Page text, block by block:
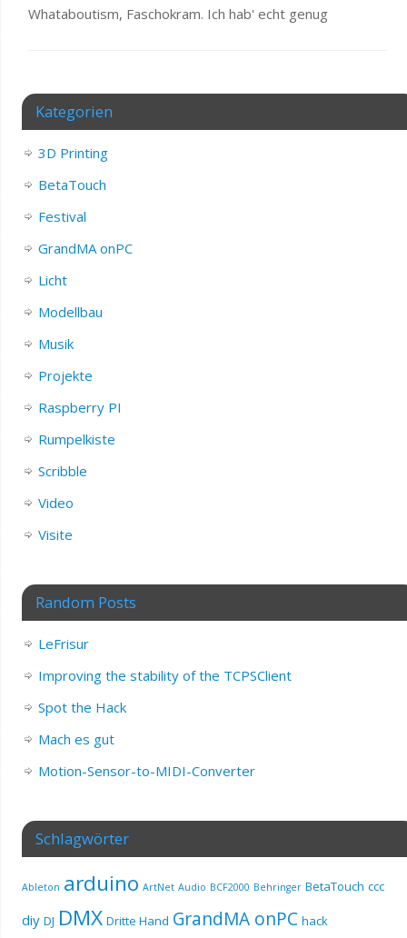
Whataboutism, Faschokram. Ich hab' echt genug
Kategorien
3D Printing
BetaTouch
Festival
GrandMA onPC
Licht
Modellbau
Musik
Projekte
Raspberry PI
Rumpelkiste
Scribble
Video
Visite
Random Posts
LeFrisur
Improving the stability of the TCPSClient
Spot the Hack
Mach es gut
Motion-Sensor-to-MIDI-Converter
Schlagwörter
Ableton arduino ArtNet Audio BCF2000 Behringer BetaTouch ccc
diy DJ DMX Dritte Hand GrandMA onPC hack